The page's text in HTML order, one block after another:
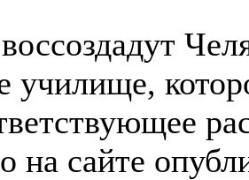
училище,
на сайте